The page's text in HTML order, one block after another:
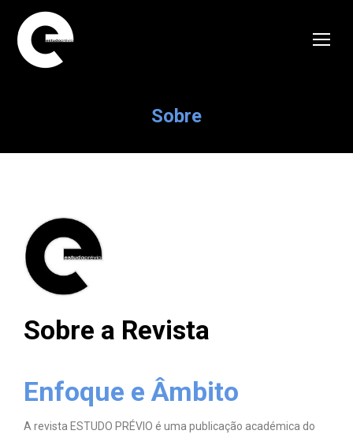
Sobre
Sobre a Revista
Enfoque e Âmbito
A revista ESTUDO PRÉVIO é uma publicação académica do